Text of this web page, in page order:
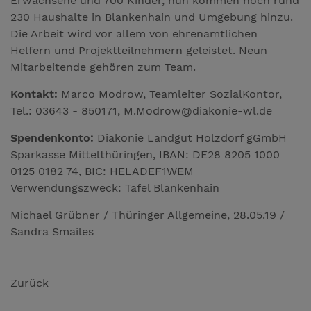
230 Haushalte in Blankenhain und Umgebung hinzu.
Die Arbeit wird vor allem von ehrenamtlichen
Helfern und Projektteilnehmern geleistet. Neun
Mitarbeitende gehören zum Team.
Kontakt: Marco Modrow, Teamleiter SozialKontor,
Tel.: 03643 - 850171, M.Modrow@diakonie-wl.de
Spendenkonto: Diakonie Landgut Holzdorf gGmbH
Sparkasse Mittelthüringen, IBAN: DE28 8205 1000
0125 0182 74, BIC: HELADEF1WEM
Verwendungszweck: Tafel Blankenhain
Michael Grübner / Thüringer Allgemeine, 28.05.19 /
Sandra Smailes
Zurück